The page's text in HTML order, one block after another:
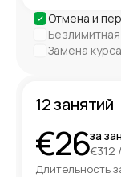
Отмена и
Замена
12 занятий
€26за
€312
Длительность